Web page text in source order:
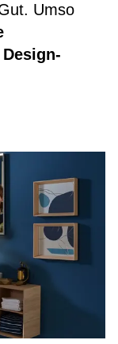
Umso